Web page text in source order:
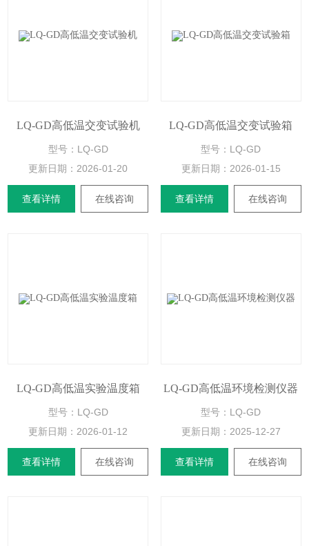
LQ-GD高低温交变试验机
型号：LQ-GD
更新日期： 2026-01-20
查看详情 在线咨询
LQ-GD高低温交变试验箱
型号：LQ-GD
更新日期： 2026-01-15
查看详情 在线咨询
LQ-GD高低温实验温度箱
型号：LQ-GD
更新日期： 2026-01-12
查看详情 在线咨询
LQ-GD高低温环境检测仪器
型号：LQ-GD
更新日期： 2025-12-27
查看详情 在线咨询